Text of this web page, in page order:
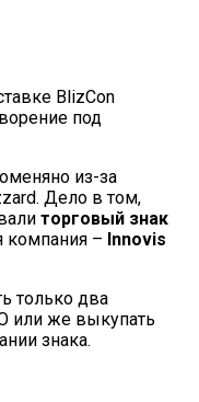
BlizCon
под
из-за
Дело в том,
торговый знак
компания – Innovis
только два
или же выкупать
знака.